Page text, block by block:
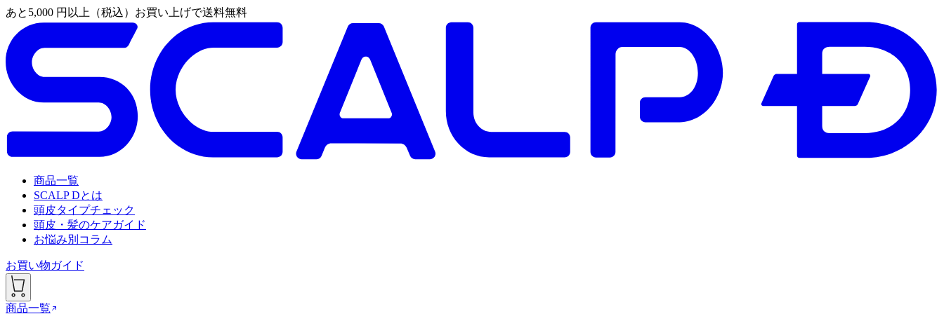
あと 5,000 円以上（税込）お買い上げで送料無料
商品一覧
SCALP Dとは
頭皮タイプチェック
頭皮・髪のケアガイド
お悩み別コラム
お買い物ガイド
商品一覧